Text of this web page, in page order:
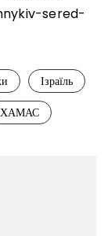
sered-
Ізраїль
ХАМАС